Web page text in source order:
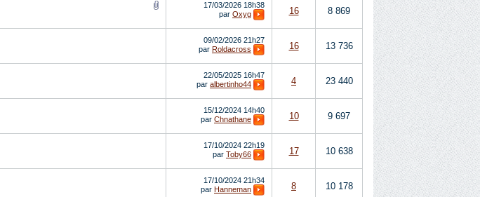
17/03/2026 18h38
par Oxyg 16 8 869
09/02/2026 21h27
par Roldacross 16 13 736
22/05/2025 16h47
par albertinho44 4 23 440
15/12/2024 14h40
par Chnathane 10 9 697
17/10/2024 22h19
par Toby66 17 10 638
17/10/2024 21h34
par Hanneman 8 10 178